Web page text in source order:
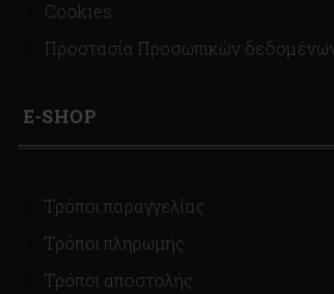
Cookies
Προστασία Προσωπικών
E-SHOP
Τρόποι παραγγελίας
Τρόποι πληρωμής
Τρόποι αποστολής